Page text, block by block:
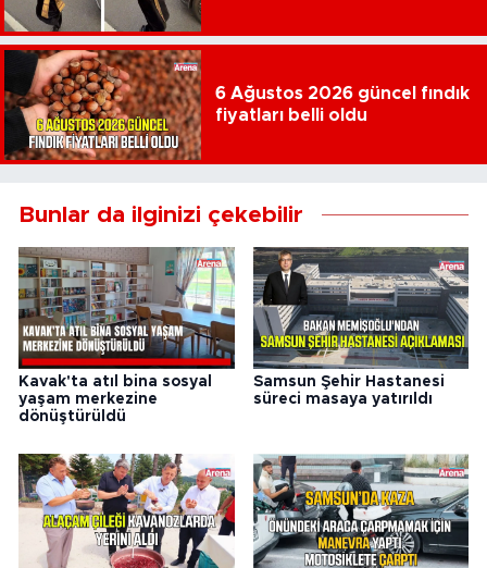
6 Ağustos 2026 güncel fındık
fiyatları belli oldu
Bunlar da ilginizi çekebilir
Kavak'ta atıl bina sosyal
yaşam merkezine
dönüştürüldü
Samsun Şehir Hastanesi
süreci masaya yatırıldı